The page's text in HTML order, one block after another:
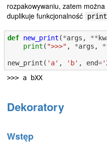
rozpakowywaniu, zatem
duplikuje funkcjonalność
print
def new_print (*args , **
print ( ">>>" , *args ,
new_print ( 'a' , 'b' , end=
>>> a bXX
Dekoratory
Wstęp